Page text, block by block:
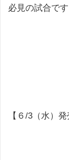
必見の試合で
【６/3（水）発